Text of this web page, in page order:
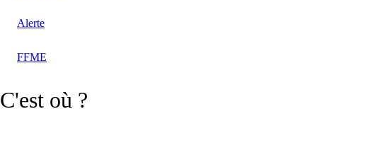
Alerte
FFME
C'est où ?